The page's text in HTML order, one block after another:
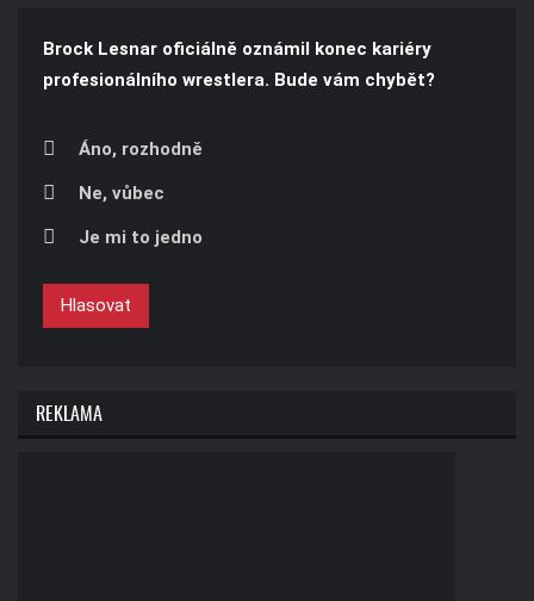
Brock Lesnar oficiálně oznámil konec kariéry
profesionálního wrestlera. Bude vám chybět?
Áno, rozhodně
Ne, vůbec
Je mi to jedno
Hlasovat
REKLAMA